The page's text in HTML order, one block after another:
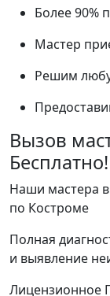
Более 90%
Мастер
Решим
Вызов
Бесплатно!
Наши мастера
по Костроме
Полная
и выявление
Лицензионное